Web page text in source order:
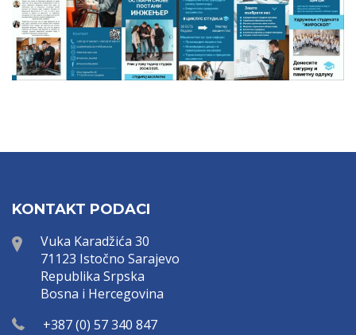
KONTAKT PODACI
Vuka Karadžića 30
71123 Istočno Sarajevo
Republika Srpska
Bosna i Hercegovina
+387 (0) 57 340 847